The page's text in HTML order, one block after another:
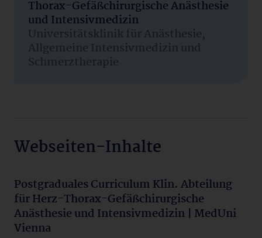
Thorax-Gefäßchirurgische Anästhesie
und Intensivmedizin
Universitätsklinik für Anästhesie,
Allgemeine Intensivmedizin und
Schmerztherapie
Webseiten-Inhalte
Postgraduales Curriculum Klin. Abteilung
für Herz-Thorax-Gefäßchirurgische
Anästhesie und Intensivmedizin | MedUni
Vienna